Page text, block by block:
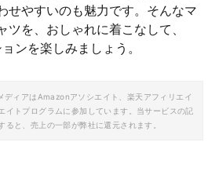
せやすいのも魅力です。そんなマ
ツを、おしゃれに着こなして、
ンを楽しみましょう。
ディアはAmazonアソシエイト、楽天アフィリエイ
イトプログラムに参加しています。当サービスの記
ると、売上の一部が弊社に還元されます。